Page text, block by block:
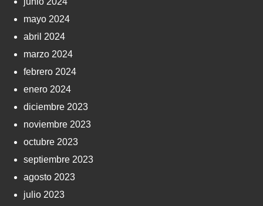
mayo 2024
abril 2024
marzo 2024
febrero 2024
enero 2024
diciembre 2023
noviembre 2023
octubre 2023
septiembre 2023
agosto 2023
julio 2023